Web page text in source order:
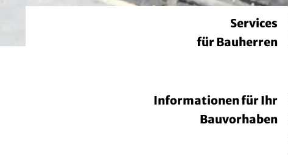
Services
für Bauherren
Informationen für Ihr
Bauvorhaben